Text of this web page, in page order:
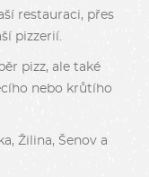
restauraci, přes
pizzerií.
pizz, ale také
nebo krůtího
Žilina, Šenov a